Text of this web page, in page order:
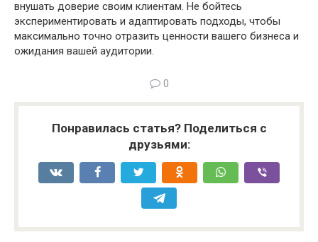
внушать доверие своим клиентам. Не бойтесь
экспериментировать и адаптировать подходы, чтобы
максимально точно отразить ценности вашего бизнеса и
ожидания вашей аудитории.
0
Понравилась статья? Поделиться с
друзьями: